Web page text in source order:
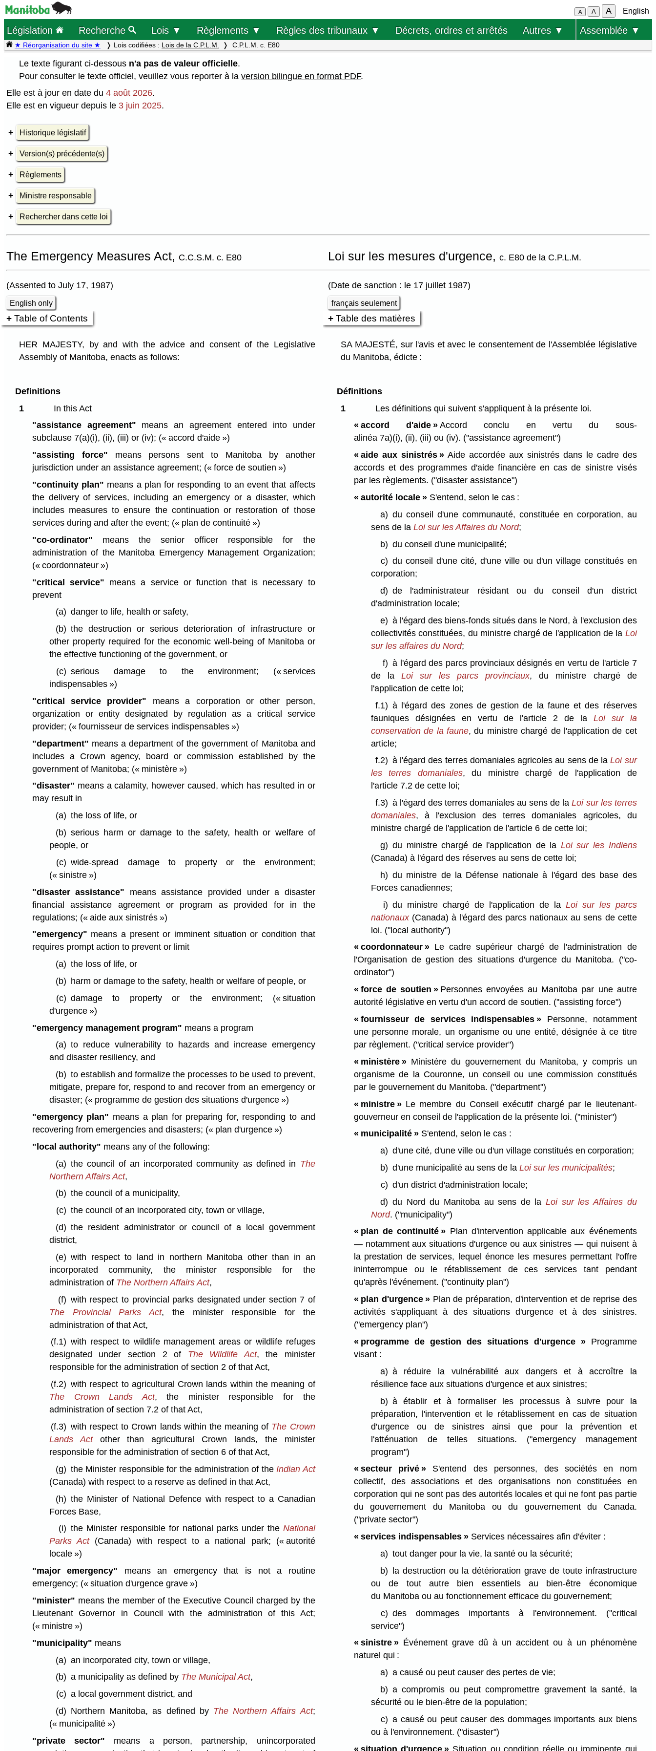
A A A English
Législation Recherche Lois ▼ Règlements ▼ Règles des tribunaux ▼ Décrets, ordres et arrêtés Autres ▼ Assemblée ▼
★ Réorganisation du site ★ Lois codifiées : Lois de la C.P.L.M. C.P.L.M. c. E80
Le texte figurant ci-dessous n'a pas de valeur officielle.
Pour consulter le texte officiel, veuillez vous reporter à laversion bilingue en format PDF.
Elle est à jour en date du 4 août 2026.
Elle est en vigueur depuis le 3 juin 2025.
Historique législatif
Version(s) précédente(s)
Règlements
Ministre responsable
Rechercher dans cette loi
The Emergency Measures Act, C.C.S.M. c. E80 Loi sur les mesures d'urgence, c. E80 de la C.P.L.M.
(Assented to July 17, 1987) (Date de sanction : le 17 juillet 1987)
English only français seulement
Table of Contents Table des matières
HER MAJESTY, by and with the advice and consent of the Legislative
Assembly of Manitoba, enacts as follows:
SA MAJESTÉ, sur l'avis et avec le consentement de l'Assemblée législative
du Manitoba, édicte :
Definitions
1
In this Act
"assistance agreement" means an agreement entered into under
subclause 7(a)⁠(i), (ii), (iii) or (iv); (« accord d'aide »)
"assisting force" means persons sent to Manitoba by another
jurisdiction under an assistance agreement; (« force de soutien »)
"continuity plan" means a plan for responding to an event that affects
the delivery of services, including an emergency or a disaster, which
includes measures to ensure the continuation or restoration of those
services during and after the event; (« plan de continuité »)
"co-ordinator" means the senior officer responsible for the
administration of the Manitoba Emergency Management Organization;
(« coordonnateur »)
"critical service" means a service or function that is necessary to
prevent
(a) danger to life, health or safety,
(b) the destruction or serious deterioration of infrastructure or
other property required for the economic well-being of Manitoba or
the effective functioning of the government, or
(c) serious damage to the environment; (« services
indispensables »)
"critical service provider" means a corporation or other person,
organization or entity designated by regulation as a critical service
provider; (« fournisseur de services indispensables »)
"department" means a department of the government of Manitoba and
includes a Crown agency, board or commission established by the
government of Manitoba; (« ministère »)
"disaster" means a calamity, however caused, which has resulted in or
may result in
(a) the loss of life, or
(b) serious harm or damage to the safety, health or welfare of
people, or
(c) wide-spread damage to property or the environment;
(« sinistre »)
"disaster assistance" means assistance provided under a disaster
financial assistance agreement or program as provided for in the
regulations; (« aide aux sinistrés »)
"emergency" means a present or imminent situation or condition that
requires prompt action to prevent or limit
(a) the loss of life, or
(b) harm or damage to the safety, health or welfare of people, or
(c) damage to property or the environment; (« situation
d'urgence »)
"emergency management program" means a program
(a) to reduce vulnerability to hazards and increase emergency
and disaster resiliency, and
(b) to establish and formalize the processes to be used to prevent,
mitigate, prepare for, respond to and recover from an emergency or
disaster; (« programme de gestion des situations d'urgence »)
"emergency plan" means a plan for preparing for, responding to and
recovering from emergencies and disasters; (« plan d'urgence »)
"local authority" means any of the following:
(a) the council of an incorporated community as defined in The
Northern Affairs Act,
(b) the council of a municipality,
(c) the council of an incorporated city, town or village,
(d) the resident administrator or council of a local government
district,
(e) with respect to land in northern Manitoba other than in an
incorporated community, the minister responsible for the
administration of The Northern Affairs Act,
(f) with respect to provincial parks designated under section 7 of
The Provincial Parks Act, the minister responsible for the
administration of that Act,
(f.1) with respect to wildlife management areas or wildlife refuges
designated under section 2 of The Wildlife Act, the minister
responsible for the administration of section 2 of that Act,
(f.2) with respect to agricultural Crown lands within the meaning of
The Crown Lands Act, the minister responsible for the
administration of section 7.2 of that Act,
(f.3) with respect to Crown lands within the meaning of The Crown
Lands Act other than agricultural Crown lands, the minister
responsible for the administration of section 6 of that Act,
(g) the Minister responsible for the administration of the Indian Act
(Canada) with respect to a reserve as defined in that Act,
(h) the Minister of National Defence with respect to a Canadian
Forces Base,
(i) the Minister responsible for national parks under the National
Parks Act (Canada) with respect to a national park; (« autorité
locale »)
"major emergency" means an emergency that is not a routine
emergency; (« situation d'urgence grave »)
"minister" means the member of the Executive Council charged by the
Lieutenant Governor in Council with the administration of this Act;
(« ministre »)
"municipality" means
(a) an incorporated city, town or village,
(b) a municipality as defined by The Municipal Act,
(c) a local government district, and
(d) Northern Manitoba, as defined by The Northern Affairs Act;
(« municipalité »)
"private sector" means a person, partnership, unincorporated
Définitions
1
Les définitions qui suivent s'appliquent à la présente loi.
« accord d'aide » Accord conclu en vertu du sous-
alinéa 7a)⁠(i), (ii), (iii) ou (iv). ("assistance agreement")
« aide aux sinistrés »Aide accordée aux sinistrés dans le cadre des
accords et des programmes d'aide financière en cas de sinistre visés
par les règlements. ("disaster assistance")
« autorité locale »S'entend, selon le cas :
a) du conseil d'une communauté, constituée en corporation, au
sens de la Loi sur les Affaires du Nord;
b) du conseil d'une municipalité;
c) du conseil d'une cité, d'une ville ou d'un village constitués en
corporation;
d) de l'administrateur résidant ou du conseil d'un district
d'administration locale;
e) à l'égard des biens-fonds situés dans le Nord, à l'exclusion des
collectivités constituées, du ministre chargé de l'application de la Loi
sur les affaires du Nord;
f) à l'égard des parcs provinciaux désignés en vertu de l'article 7
de laLoi sur les parcs provinciaux, du ministre chargé de
l'application de cette loi;
f.1) à l'égard des zones de gestion de la faune et des réserves
fauniques désignées en vertu de l'article 2 de la Loi sur la
conservation de la faune, du ministre chargé de l'application de cet
article;
f.2) à l'égard des terres domaniales agricoles au sens de laLoi sur
les terres domaniales, du ministre chargé de l'application de
l'article 7.2 de cette loi;
f.3) à l'égard des terres domaniales au sens de laLoi sur les terres
domaniales, à l'exclusion des terres domaniales agricoles, du
ministre chargé de l'application de l'article 6 de cette loi;
g) du ministre chargé de l'application de la Loi sur les Indiens
(Canada) à l'égard des réserves au sens de cette loi;
h) du ministre de la Défense nationale à l'égard des base des
Forces canadiennes;
i) du ministre chargé de l'application de la Loi sur les parcs
nationaux(Canada) à l'égard des parcs nationaux au sens de cette
loi. ("local authority")
« coordonnateur »Le cadre supérieur chargé de l'administration de
l'Organisation de gestion des situations d'urgence du Manitoba. ("co-
ordinator")
« force de soutien » Personnes envoyées au Manitoba par une autre
autorité législative en vertu d'un accord de soutien. ("assisting force")
« fournisseur de services indispensables » Personne, notamment
une personne morale, un organisme ou une entité, désignée à ce titre
par règlement. ("critical service provider")
« ministère »Ministère du gouvernement du Manitoba, y compris un
organisme de la Couronne, un conseil ou une commission constitués
par le gouvernement du Manitoba. ("department")
« ministre »Le membre du Conseil exécutif chargé par le lieutenant-
gouverneur en conseil de l'application de la présente loi. ("minister")
« municipalité »S'entend, selon le cas :
a) d'une cité, d'une ville ou d'un village constitués en corporation;
b) d'une municipalité au sens de la Loi sur les municipalités;
c) d'un district d'administration locale;
d) du Nord du Manitoba au sens de laLoi sur les Affaires du
Nord. ("municipality")
« plan de continuité » Plan d'intervention applicable aux événements
— notamment aux situations d'urgence ou aux sinistres — qui nuisent à
la prestation de services, lequel énonce les mesures permettant l'offre
ininterrompue ou le rétablissement de ces services tant pendant
qu'après l'événement. ("continuity plan")
« plan d'urgence »Plan de préparation, d'intervention et de reprise des
activités s'appliquant à des situations d'urgence et à des sinistres.
("emergency plan")
« programme de gestion des situations d'urgence » Programme
visant :
a) à réduire la vulnérabilité aux dangers et à accroître la
résilience face aux situations d'urgence et aux sinistres;
b) à établir et à formaliser les processus à suivre pour la
préparation, l'intervention et le rétablissement en cas de situation
d'urgence ou de sinistres ainsi que pour la prévention et
l'atténuation de telles situations. ("emergency management
program")
« secteur privé » S'entend des personnes, des sociétés en nom
collectif, des associations et des organisations non constituées en
corporation qui ne sont pas des autorités locales et qui ne font pas partie
du gouvernement du Manitoba ou du gouvernement du Canada.
("private sector")
« services indispensables »Services nécessaires afin d'éviter :
a) tout danger pour la vie, la santé ou la sécurité;
b) la destruction ou la détérioration grave de toute infrastructure
ou de tout autre bien essentiels au bien-être économique
du Manitoba ou au fonctionnement efficace du gouvernement;
c) des dommages importants à l'environnement. ("critical
service")
« sinistre »Événement grave dû à un accident ou à un phénomène
naturel qui :
a) a causé ou peut causer des pertes de vie;
b) a compromis ou peut compromettre gravement la santé, la
sécurité ou le bien-être de la population;
c) a causé ou peut causer des dommages importants aux biens
ou à l'environnement. ("disaster")
« situation d'urgence » Situation ou condition réelle ou imminente qui